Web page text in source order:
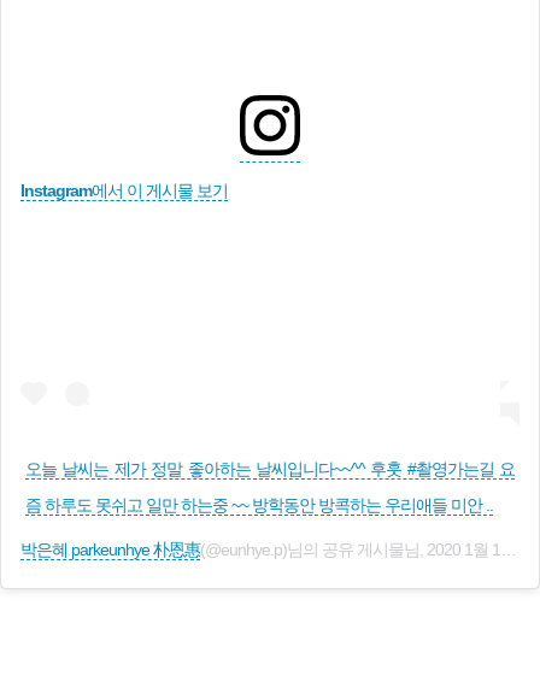
Instagram에서 이 게시물 보기
오늘 날씨는 제가 정말 좋아하는 날씨입니다~~^^ 후훗 #촬영가는길 요
즘 하루도 못쉬고 일만 하는중 ~~ 방학동안 방콕하는 우리애들 미안 ..
박은혜 parkeunhye 朴恩惠(@eunhye.p)님의 공유 게시물님, 2020 1월 18 7:56오후 PST